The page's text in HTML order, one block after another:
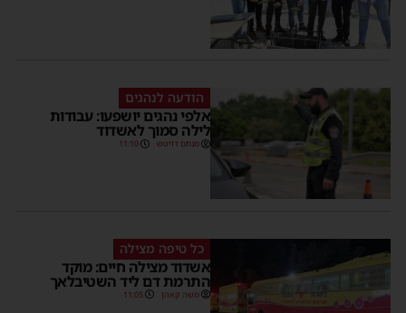
הודעה לנהגים
אלפי נהגים יושפעו: עבודות
לילה סמוך לאשדוד
מנחם דויטש 11:10
כל טיפה מצילה
אשדוד מצילה חיים: מוקד
התרמת דם ליד השטיבלאך
משה קאהן 11:05